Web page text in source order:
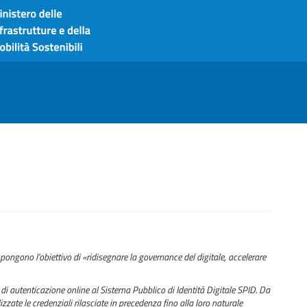
l'obiettivo di «ridisegnare la governance del digitale, accelerare
online al Sistema Pubblico di Identità Digitale SPID. Da
le credenziali rilasciate in precedenza fino alla loro naturale